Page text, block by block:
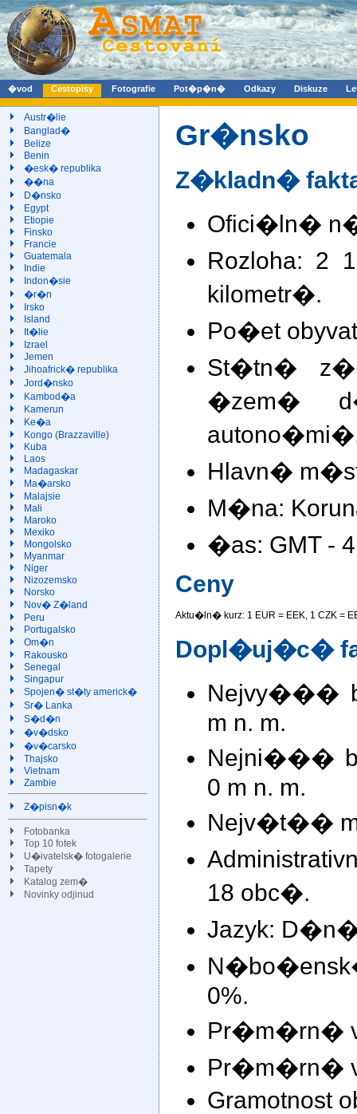
�vod Cestopisy Fotografie Pot�p�n� Odkazy Diskuze
Austr�lie
Banglad�
Belize
Benin
�esk� republika
��na
D�nsko
Egypt
Etiopie
Finsko
Francie
Guatemala
Indie
Indon�sie
�r�n
Irsko
Island
It�lie
Izrael
Jemen
Jihoafrick� republika
Jord�nsko
Kambod�a
Kamerun
Ke�a
Kongo (Brazzaville)
Kuba
Laos
Madagaskar
Ma�arsko
Malajsie
Mali
Maroko
Mexiko
Mongolsko
Myanmar
Niger
Nizozemsko
Norsko
Nov� Z�land
Peru
Portugalsko
Om�n
Rakousko
Senegal
Singapur
Spojen� st�ty americk�
Sr� Lanka
S�d�n
�v�dsko
�v�carsko
Thajsko
Vietnam
Zambie
Z�pisn�k
Fotobanka
Top 10 fotek
U�ivatelsk� fotogalerie
Tapety
Katalog zem�
Novinky odjinud
Gr�nsko
Z�kladn�
Ofici�ln�
Rozloha: 2
kilometr�.
Po�et
St�tn�
�zem�
Hlavn�
M�na:
�as: GMT -
Ceny
Aktu�ln� kurz: 1 EUR = EEK, 1 CZK =
Dopl�uj�c�
Nejvy���
m n. m.
Nejni���
0 m n. m.
Nejv�t��
18 obc�.
Jazyk:
0%.
Pr�m�rn�
Pr�m�rn�
Gramotnost